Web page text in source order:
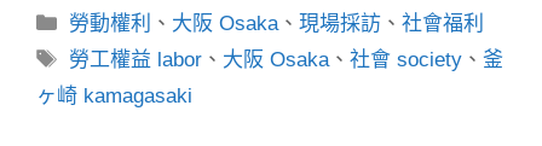
分
類
勞動權利 、 大阪 Osaka、現場採訪 、社會福利
標
籤
勞工權益 labor 、 大阪 Osaka、社會 society 、釜
ヶ崎 kamagasaki